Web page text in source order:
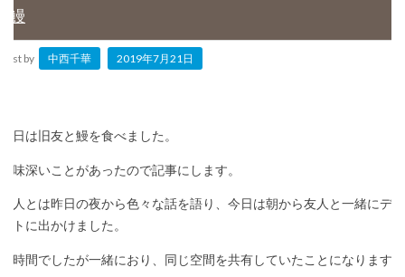
鰻
Post by 中西千華 2019年7月21日
今日は旧友と鰻を食べました。
興味深いことがあったので記事にします。
友人とは昨日の夜から色々な話を語り、今日は朝から友人と一緒にデパ
ートに出かけました。
短時間でしたが一緒におり、同じ空間を共有していたことになります。